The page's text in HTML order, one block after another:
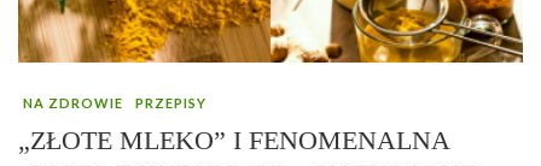
NA ZDROWIE PRZEPISY
„ZŁOTE MLEKO” I FENOMENALNA